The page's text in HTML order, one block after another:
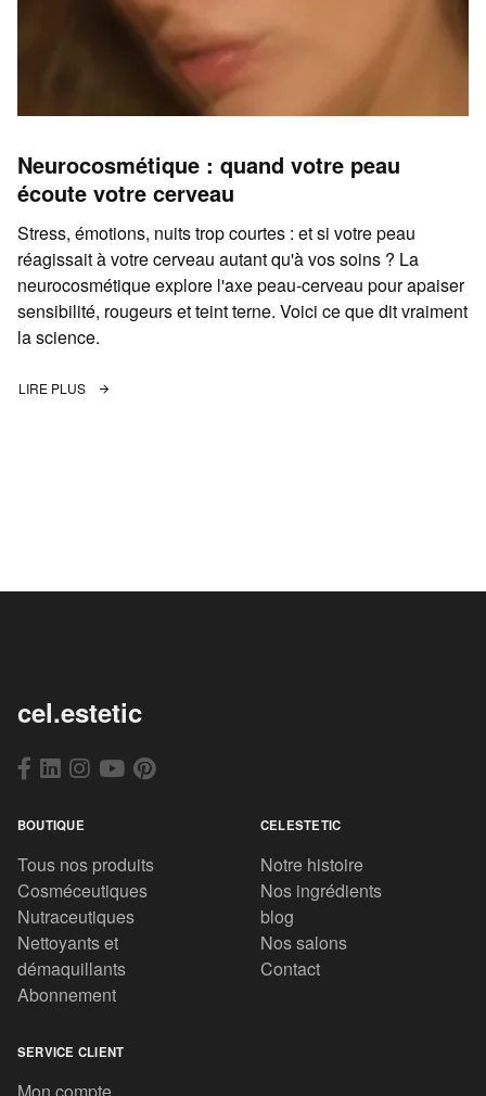
Neurocosmétique : quand votre peau
écoute votre cerveau
Stress, émotions, nuits trop courtes : et si votre peau
réagissait à votre cerveau autant qu'à vos soins ? La
neurocosmétique explore l'axe peau-cerveau pour apaiser
sensibilité, rougeurs et teint terne. Voici ce que dit vraiment
la science.
LIRE PLUS
cel.estetic
BOUTIQUE
Tous nos produits
Cosméceutiques
Nutraceutiques
Nettoyants et
démaquillants
Abonnement
CELESTETIC
Notre histoire
Nos ingrédients
blog
Nos salons
Contact
SERVICE CLIENT